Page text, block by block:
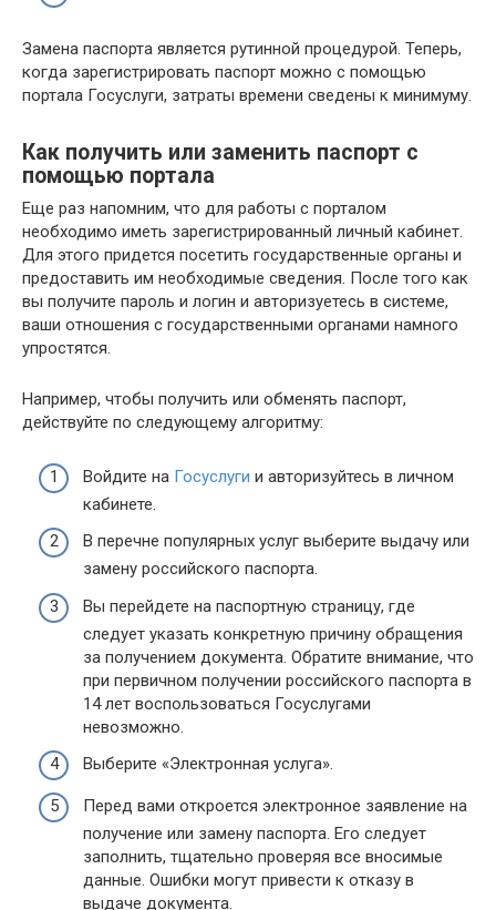
Замена паспорта является рутинной процедурой. Теперь,
когда зарегистрировать паспорт можно с помощью
портала Госуслуги, затраты времени сведены к минимуму.
Как получить или заменить паспорт с
помощью портала
Еще раз напомним, что для работы с порталом
необходимо иметь зарегистрированный личный кабинет.
Для этого придется посетить государственные органы и
предоставить им необходимые сведения. После того как
вы получите пароль и логин и авторизуетесь в системе,
ваши отношения с государственными органами намного
упростятся.
Например, чтобы получить или обменять паспорт,
действуйте по следующему алгоритму:
Войдите на Госуслуги и авторизуйтесь в личном
кабинете.
В перечне популярных услуг выберите выдачу или
замену российского паспорта.
Вы перейдете на паспортную страницу, где
следует указать конкретную причину обращения
за получением документа. Обратите внимание, что
при первичном получении российского паспорта в
14 лет воспользоваться Госуслугами
невозможно.
Выберите «Электронная услуга».
Перед вами откроется электронное заявление на
получение или замену паспорта. Его следует
заполнить, тщательно проверяя все вносимые
данные. Ошибки могут привести к отказу в
выдаче документа.